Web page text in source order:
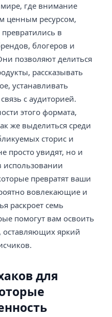
где внимание
ценным ресурсом,
в
блогеров и
позволяют делиться
рассказывать
устанавливать
с аудиторией.
этого формата,
же выделиться среди
сторис и
просто увидят, но и
использовании
превратят ваши
вовлекающие и
раскроет семь
помогут вам освоить
оставляющих яркий
для